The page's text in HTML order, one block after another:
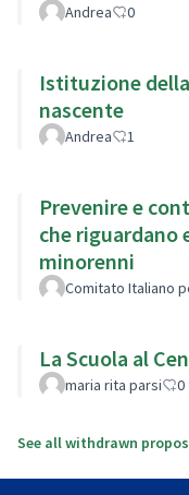
Andrea 0
Istituzione
nascente
Andrea 1
Prevenire e
che riguardano
minorenni
Comitato Italiano
La Scuola al
maria rita parsi 0
See all withdrawn